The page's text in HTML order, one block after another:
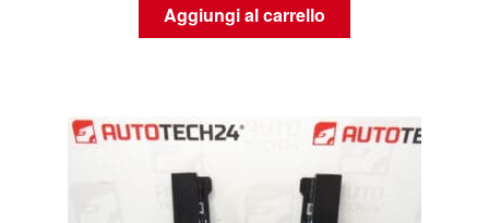
Aggiungi al carrello